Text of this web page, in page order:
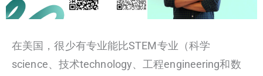
在美国，很少有专业能比STEM专业（科学
science、技术technology、工程engineering和数